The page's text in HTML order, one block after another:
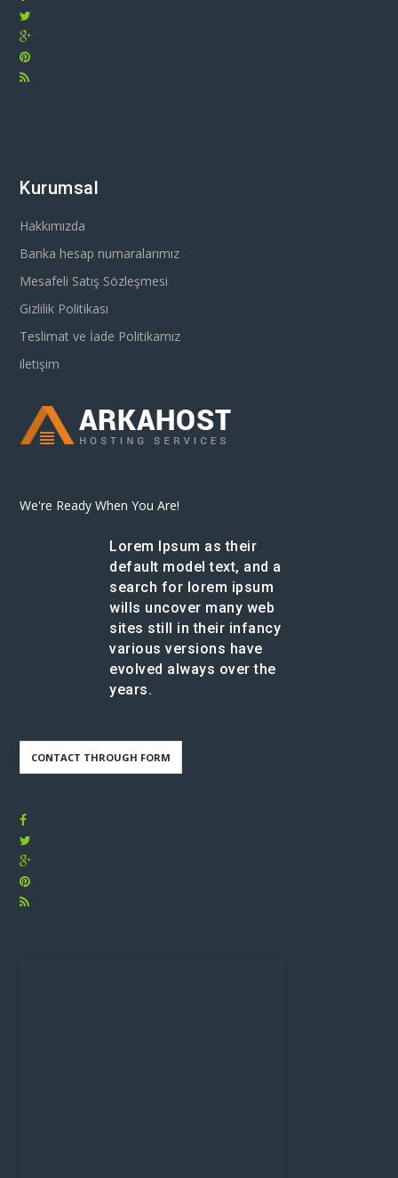
Kurumsal
Hakkımızda
Banka hesap numaralarımız
Mesafeli Satış Sözleşmesi
Gizlilik Politikası
Teslimat ve İade Politikamız
iletişim
We're Ready When You Are!
Lorem Ipsum as their
default model text, and a
search for lorem ipsum
wills uncover many web
sites still in their infancy
various versions have
evolved always over the
years.
CONTACT THROUGH FORM